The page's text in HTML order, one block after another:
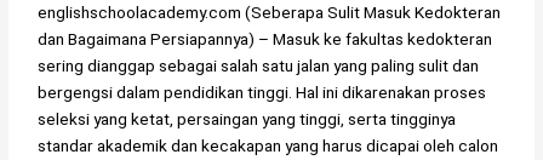
englishschoolacademy.com (Seberapa Sulit Masuk Kedokteran
dan Bagaimana Persiapannya) – Masuk ke fakultas kedokteran
sering dianggap sebagai salah satu jalan yang paling sulit dan
bergengsi dalam pendidikan tinggi. Hal ini dikarenakan proses
seleksi yang ketat, persaingan yang tinggi, serta tingginya
standar akademik dan kecakapan yang harus dicapai oleh calon